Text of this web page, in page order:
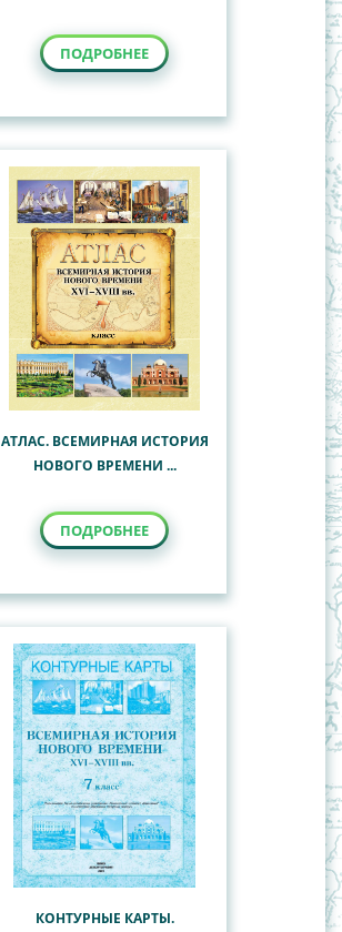
ПОДРОБНЕЕ
АТЛАС. ВСЕМИРНАЯ ИСТОРИЯ
НОВОГО ВРЕМЕНИ ...
ПОДРОБНЕЕ
КОНТУРНЫЕ КАРТЫ.